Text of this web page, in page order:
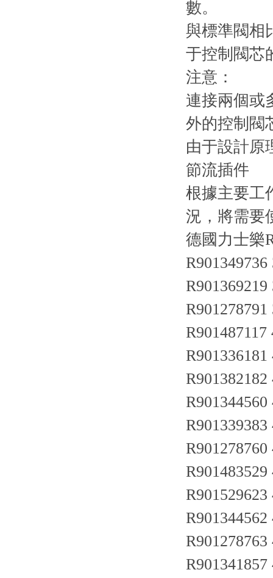
數。
與標準閥相
于控制閥芯
注意：
連接兩個或
外的控制閥
由于設計原
節流插件
根據主要工
況，將需要
德國力士樂